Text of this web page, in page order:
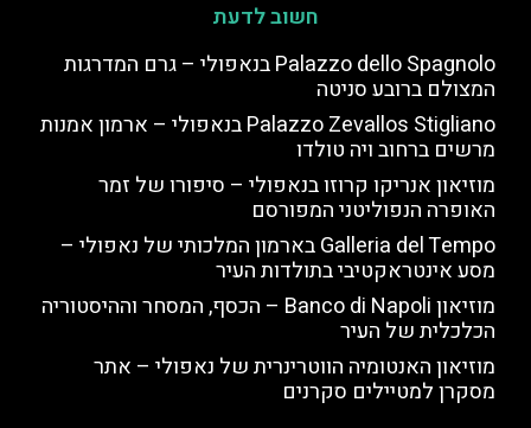
חשוב לדעת
Palazzo dello Spagnolo בנאפולי – גרם המדרגות
המצולם ברובע סניטה
Palazzo Zevallos Stigliano בנאפולי – ארמון אמנות
מרשים ברחוב ויה טולדו
מוזיאון אנריקו קרוזו בנאפולי – סיפורו של זמר
האופרה הנפוליטני המפורסם
Galleria del Tempo בארמון המלכותי של נאפולי –
מסע אינטראקטיבי בתולדות העיר
מוזיאון Banco di Napoli – הכסף, המסחר וההיסטוריה
הכלכלית של העיר
מוזיאון האנטומיה הווטרינרית של נאפולי – אתר
מסקרן למטיילים סקרנים